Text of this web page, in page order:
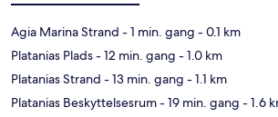
Agia Marina Strand - 1 min. gang - 0.1 km
Platanias Plads- 12 min. gang - 1.0 km
Platanias Strand - 13 min. gang - 1.1 km
Platanias Beskyttelsesrum- 19 min. gang - 1.6